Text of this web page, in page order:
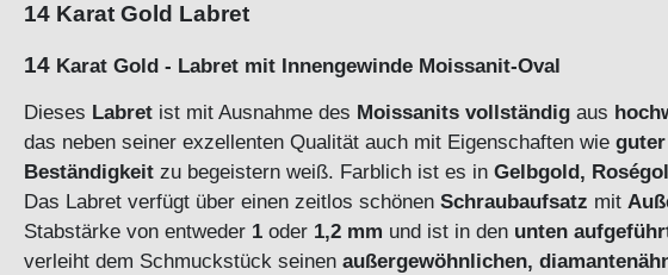
14 Karat Gold Labret
14 Karat Gold - Labret mit Innengewinde Moissanit-Oval
Dieses Labret ist mit Ausnahme des Moissanits vollständig aus
das neben seiner exzellenten Qualität auch mit Eigenschaften wie
Beständigkeit zu begeistern weiß. Farblich ist es in Gelbgold,
Das Labret verfügt über einen zeitlos schönen Schraubaufsatz mit
Stabstärke von entweder 1 oder 1,2 mm und ist in den unten
verleiht dem Schmuckstück seinen außergewöhnlichen,